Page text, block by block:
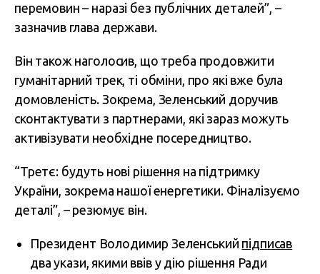
перемовин – наразі без публічних деталей”, –
зазначив глава держави.
Він також наголосив, що треба продовжити
гуманітарний трек, ті обміни, про які вже була
домовленість. Зокрема, Зеленський доручив
сконтактувати з партнерами, які зараз можуть
активізувати необхідне посередництво.
“Третє: будуть нові рішення на підтримку
України, зокрема нашої енергетики. Фіналізуємо
деталі”, – резюмує він.
Президент Володимир Зеленський підписав
два укази, якими ввів у дію рішення Ради